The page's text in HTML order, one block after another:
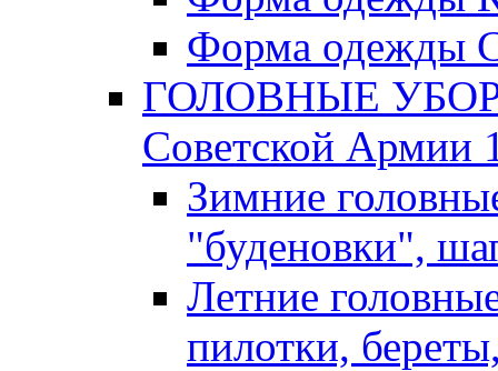
Форма одежды
ГОЛОВНЫЕ
Советской Армии
Зимние
"буденовки",
Летние
пилотки,